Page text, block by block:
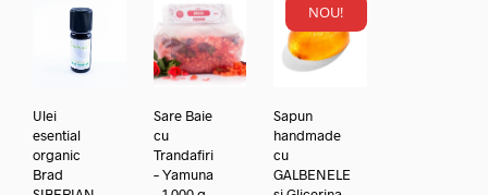
Ulei
esential
organic
Brad
Sare Baie
cu
Trandafiri
– Yamuna
NOU!
Sapun
handmade
cu
GALBENELE